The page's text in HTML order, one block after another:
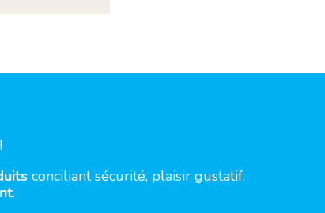
conciliant sécurité, plaisir gustatif,
.